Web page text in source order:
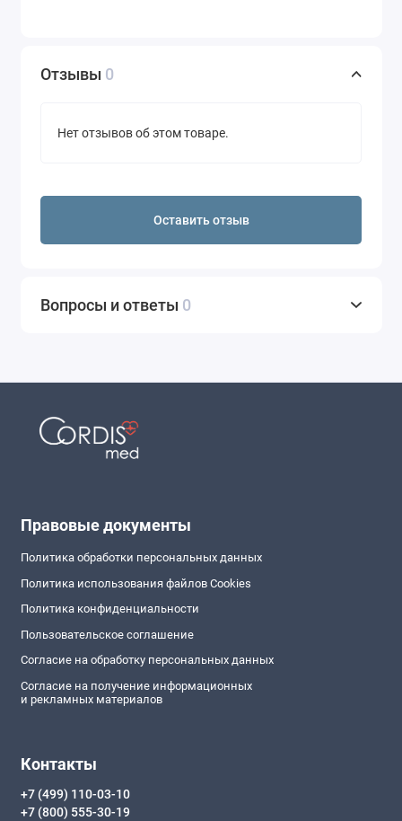
Отзывы 0
Нет отзывов об этом товаре.
Оставить отзыв
Вопросы и ответы 0
Правовые документы
Политика обработки персональных данных
Политика использования файлов Cookies
Политика конфиденциальности
Пользовательское соглашение
Согласие на обработку персональных данных
Согласие на получение информационных
и рекламных материалов
Контакты
+7 (499) 110-03-10
+7 (800) 555-30-19